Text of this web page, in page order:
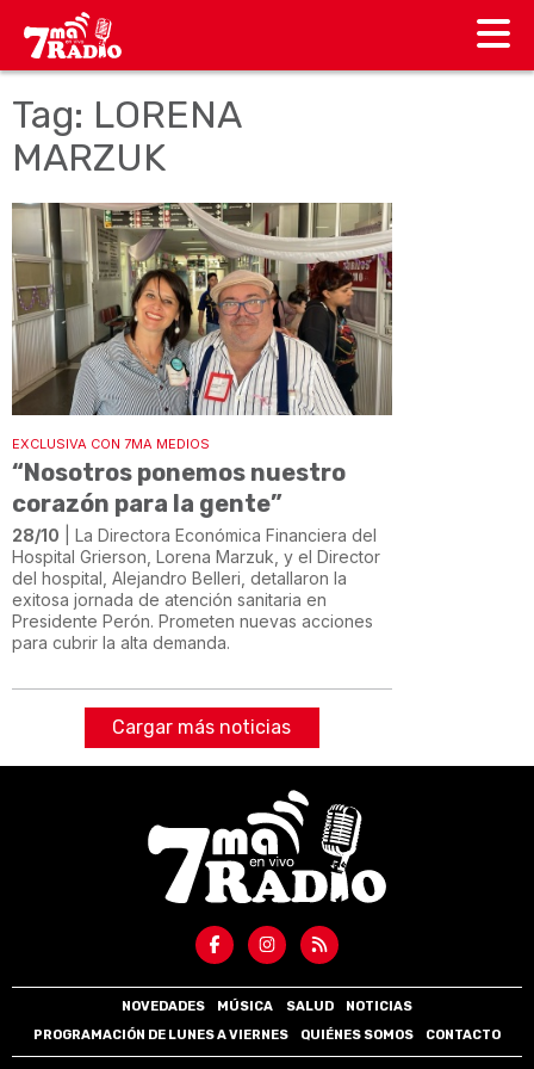
Tag: LORENA
MARZUK
EXCLUSIVA CON 7MA MEDIOS
“Nosotros ponemos nuestro
corazón para la gente”
28/10 | La Directora Económica Financiera del
Hospital Grierson, Lorena Marzuk, y el Director
del hospital, Alejandro Belleri, detallaron la
exitosa jornada de atención sanitaria en
Presidente Perón. Prometen nuevas acciones
para cubrir la alta demanda.
Cargar más noticias
NOVEDADES MÚSICA SALUD
NOTICIAS
PROGRAMACIÓN DE LUNES A VIERNES
QUIÉNES SOMOS CONTACTO